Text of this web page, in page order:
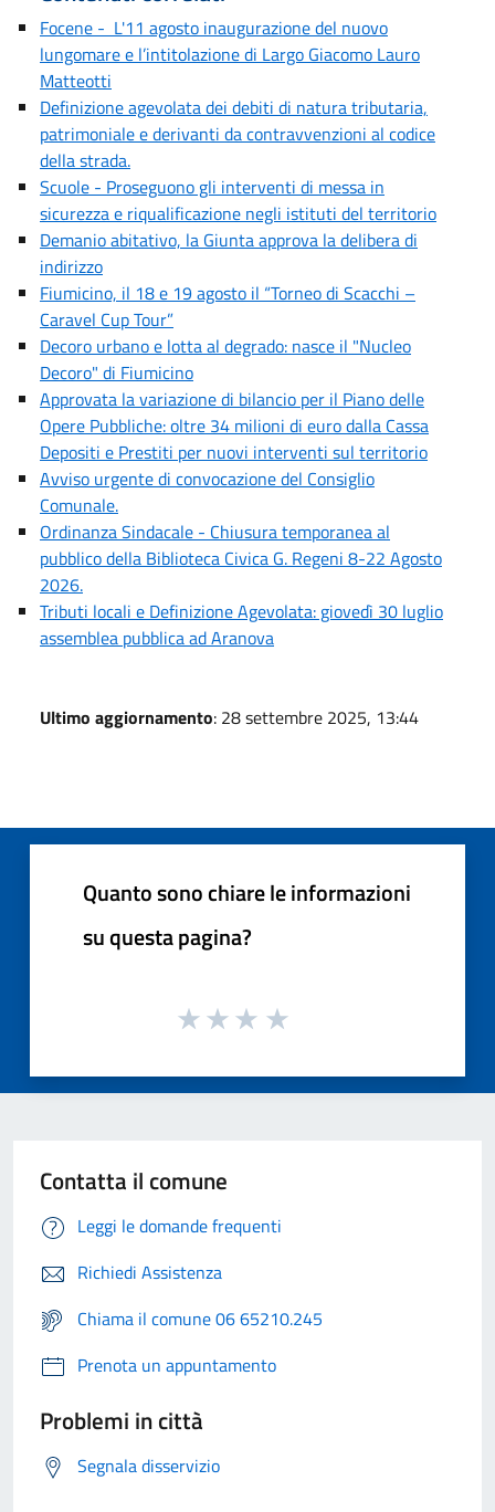
Focene - L'11 agosto inaugurazione del nuovo
lungomare e l’intitolazione di Largo Giacomo Lauro
Matteotti
Definizione agevolata dei debiti di natura tributaria,
patrimoniale e derivanti da contravvenzioni al codice
della strada.
Scuole - Proseguono gli interventi di messa in
sicurezza e riqualificazione negli istituti del territorio
Demanio abitativo, la Giunta approva la delibera di
indirizzo
Fiumicino, il 18 e 19 agosto il “Torneo di Scacchi –
Caravel Cup Tour”
Decoro urbano e lotta al degrado: nasce il "Nucleo
Decoro" di Fiumicino
Approvata la variazione di bilancio per il Piano delle
Opere Pubbliche: oltre 34 milioni di euro dalla Cassa
Depositi e Prestiti per nuovi interventi sul territorio
Avviso urgente di convocazione del Consiglio
Comunale.
Ordinanza Sindacale - Chiusura temporanea al
pubblico della Biblioteca Civica G. Regeni 8-22 Agosto
2026.
Tributi locali e Definizione Agevolata: giovedì 30 luglio
assemblea pubblica ad Aranova
Ultimo aggiornamento: 28 settembre 2025, 13:44
Quanto sono chiare le informazioni
su questa pagina?
Contatta il comune
Leggi le domande frequenti
Richiedi Assistenza
Chiama il comune 06 65210.245
Prenota un appuntamento
Problemi in città
Segnala disservizio